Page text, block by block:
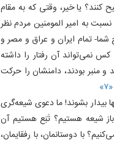
کنند؟ یا خیر، وقتی که به مقام
به امیر المومنین مردم نظر
تمام ایران و عراق و مصر و
نمی‌تواند آن رفتار را داشته
منبر بودند، دامنشان را حرکت
«۷»
بیدار بشوند! ما دعوی شیعه‌گری
شیعه هستیم؟ تَبَع هستیم آن
با دوستانمان، با رفقایمان،